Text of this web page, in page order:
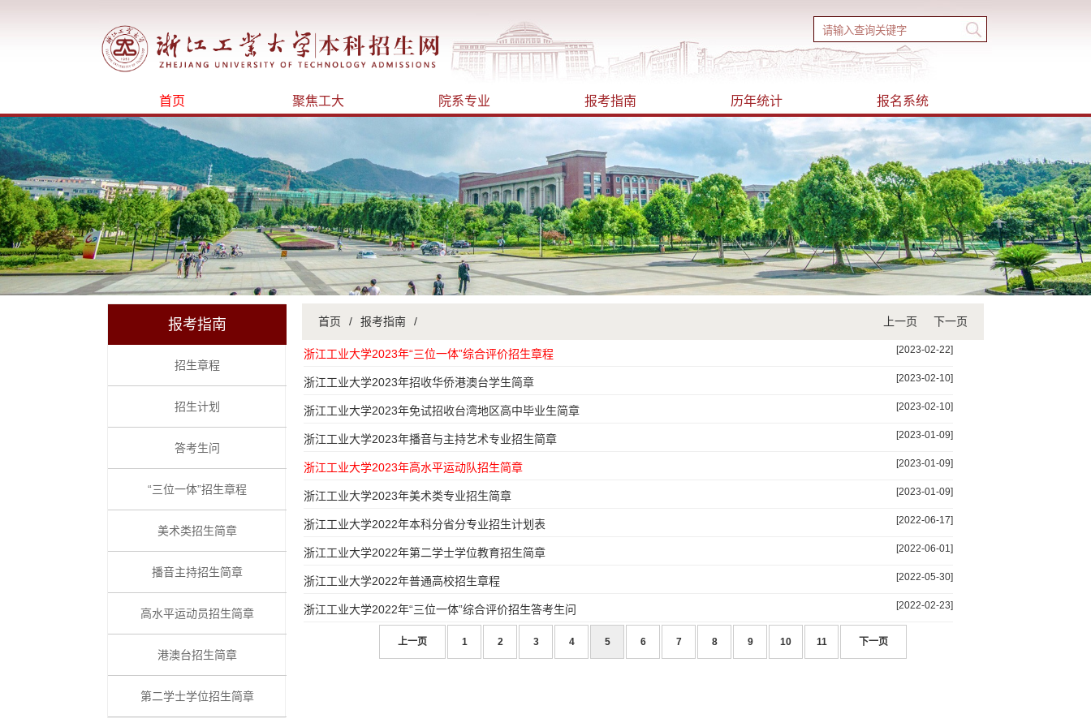
首页 聚焦工大 院系专业 报考指南 历年统计 报名系统
报考指南
招生章程
招生计划
答考生问
“三位一体”招生章程
美术类招生简章
播音主持招生简章
高水平运动员招生简章
港澳台招生简章
第二学士学位招生简章
首页 / 报考指南 / 上一页 下一页
浙江工业大学2023年“三位一体”综合评价招生章程 [2023-02-22]
浙江工业大学2023年招收华侨港澳台学生简章 [2023-02-10]
浙江工业大学2023年免试招收台湾地区高中毕业生简章 [2023-02-10]
浙江工业大学2023年播音与主持艺术专业招生简章 [2023-01-09]
浙江工业大学2023年高水平运动队招生简章 [2023-01-09]
浙江工业大学2023年美术类专业招生简章 [2023-01-09]
浙江工业大学2022年本科分省分专业招生计划表 [2022-06-17]
浙江工业大学2022年第二学士学位教育招生简章 [2022-06-01]
浙江工业大学2022年普通高校招生章程 [2022-05-30]
浙江工业大学2022年“三位一体”综合评价招生答考生问 [2022-02-23]
上一页 1 2 3 4 5 6 7 8 9 10 11 下一页